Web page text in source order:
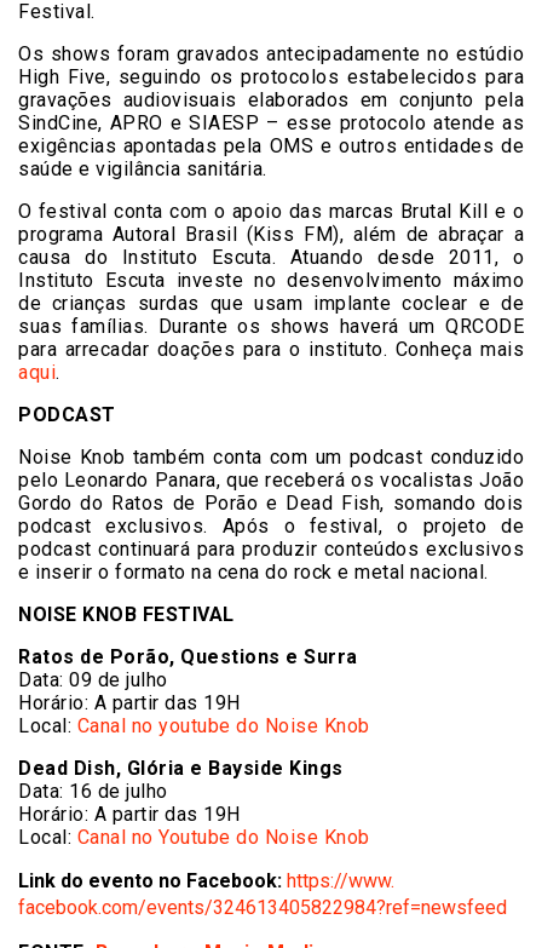
Festival.
Os shows foram gravados antecipadamente no estúdio
High Five, seguindo os protocolos estabelecidos para
gravações audiovisuais elaborados em conjunto pela
SindCine, APRO e SIAESP – esse protocolo atende as
exigências apontadas pela OMS e outros entidades de
saúde e vigilância sanitária.
O festival conta com o apoio das marcas Brutal Kill e o
programa Autoral Brasil (Kiss FM), além de abraçar a
causa do Instituto Escuta. Atuando desde 2011, o
Instituto Escuta investe no desenvolvimento máximo
de crianças surdas que usam implante coclear e de
suas famílias. Durante os shows haverá um QRCODE
para arrecadar doações para o instituto. Conheça mais
aqui.
PODCAST
Noise Knob também conta com um podcast conduzido
pelo Leonardo Panara, que receberá os vocalistas João
Gordo do Ratos de Porão e Dead Fish, somando dois
podcast exclusivos. Após o festival, o projeto de
podcast continuará para produzir conteúdos exclusivos
e inserir o formato na cena do rock e metal nacional.
NOISE KNOB FESTIVAL
Ratos de Porão, Questions e Surra
Data: 09 de julho
Horário: A partir das 19H
Local: Canal no youtube do Noise Knob
Dead Dish, Glória e Bayside Kings
Data: 16 de julho
Horário: A partir das 19H
Local: Canal no Youtube do Noise Knob
Link do evento no Facebook: https://www.
facebook.com/events/324613405822984?ref=newsfeed